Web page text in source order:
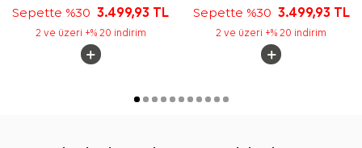
Sepette %303.499,93 TL
2 ve üzeri +% 20 indirim
Sepette %30 3.499,93 TL
2 ve üzeri +% 20 indirim